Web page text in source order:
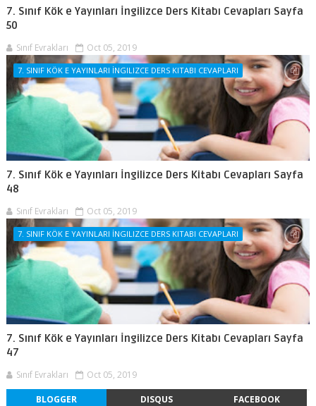
7. Sınıf Kök e Yayınları İngilizce Ders Kitabı Cevapları Sayfa
50
Sınıf Evrakları Oct 05, 2019
7. SINIF KÖK E YAYINLARI İNGILIZCE DERS KITABI CEVAPLARI
7. Sınıf Kök e Yayınları İngilizce Ders Kitabı Cevapları Sayfa
48
Sınıf Evrakları Oct 05, 2019
7. SINIF KÖK E YAYINLARI İNGILIZCE DERS KITABI CEVAPLARI
7. Sınıf Kök e Yayınları İngilizce Ders Kitabı Cevapları Sayfa
47
Sınıf Evrakları Oct 05, 2019
BLOGGER DISQUS FACEBOOK